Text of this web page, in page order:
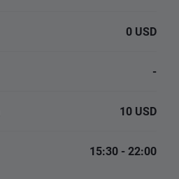
0 USD
-
10 USD
15:30 - 22:00